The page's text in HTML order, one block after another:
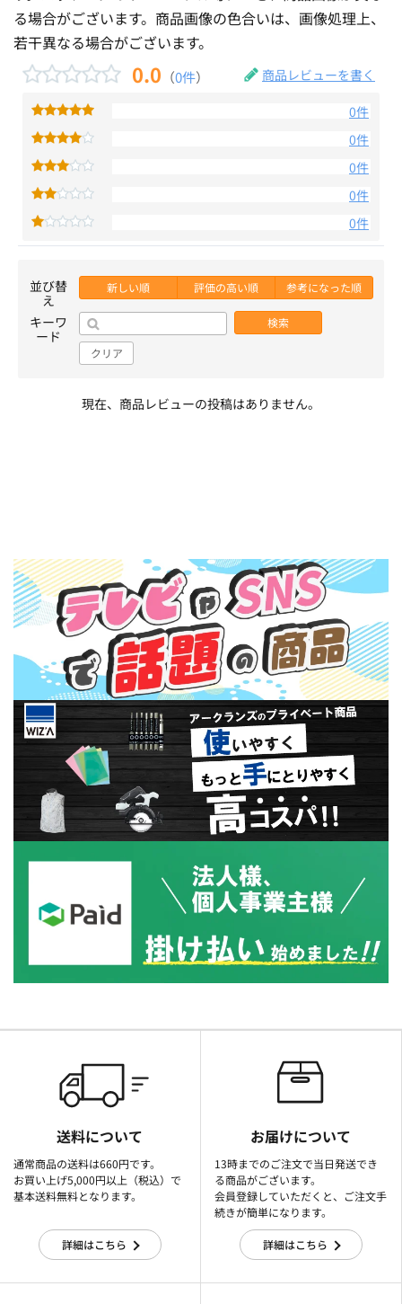
る場合がございます。商品画像の色合いは、画像処理上、
若干異なる場合がございます。
0.0 （0件） 商品レビューを書く
0件
0件
0件
0件
0件
並び替
え
新しい順 評価の高い順 参考になった順
キーワ
ード
検索
クリア
現在、商品レビューの投稿はありません。
送料について
通常商品の送料は660円です。
お買い上げ5,000円以上（税込）で
基本送料無料となります。
詳細はこちら
お届けについて
13時までのご注文で当日発送でき
る商品がございます。
会員登録していただくと、ご注文手
続きが簡単になります。
詳細はこちら